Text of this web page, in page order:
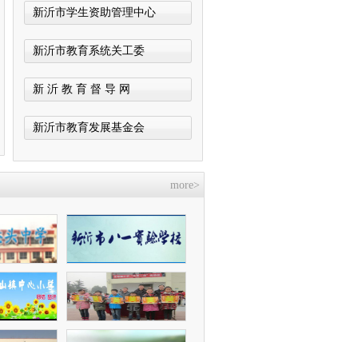
新沂市学生资助管理中心
新沂市教育系统关工委
新 沂 教 育 督 导 网
新沂市教育发展基金会
more>